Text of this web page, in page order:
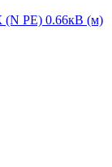
(N PE) 0.66кВ (м)